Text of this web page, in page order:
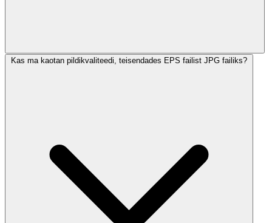
Kas ma kaotan pildikvaliteedi, teisendades EPS failist JPG failiks?